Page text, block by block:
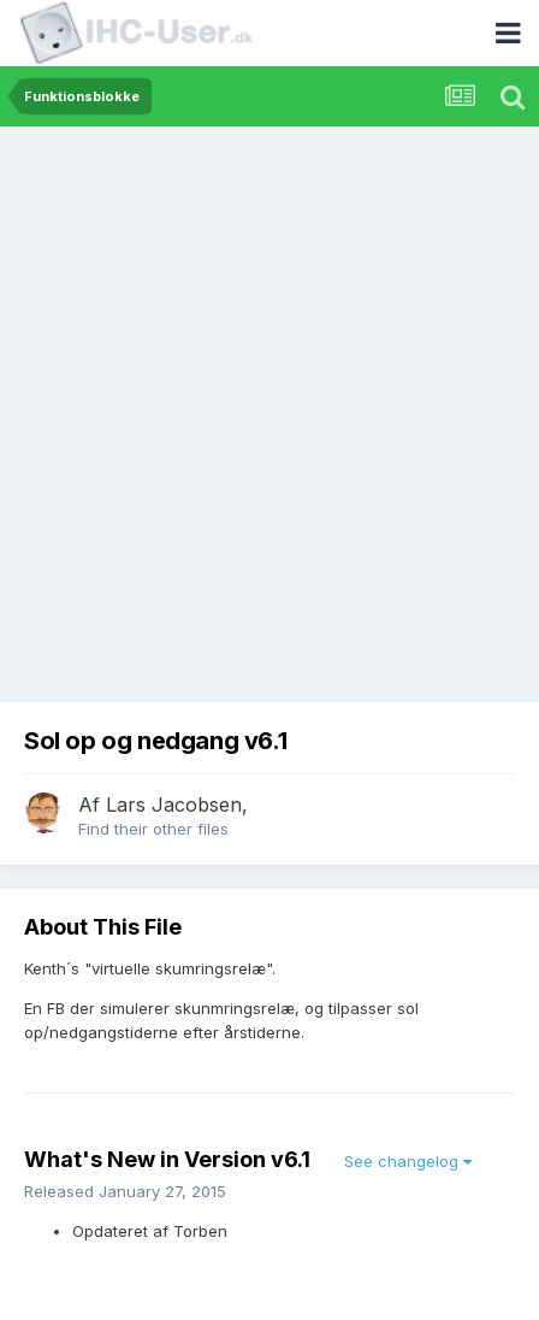
Funktionsblokke
Sol op og nedgang v6.1
Af Lars Jacobsen,
Find their other files
About This File
Kenth´s "virtuelle skumringsrelæ".
En FB der simulerer skunmringsrelæ, og tilpasser sol
op/nedgangstiderne efter årstiderne.
What's New in Version v6.1
See changelog
Released January 27, 2015
Opdateret af Torben